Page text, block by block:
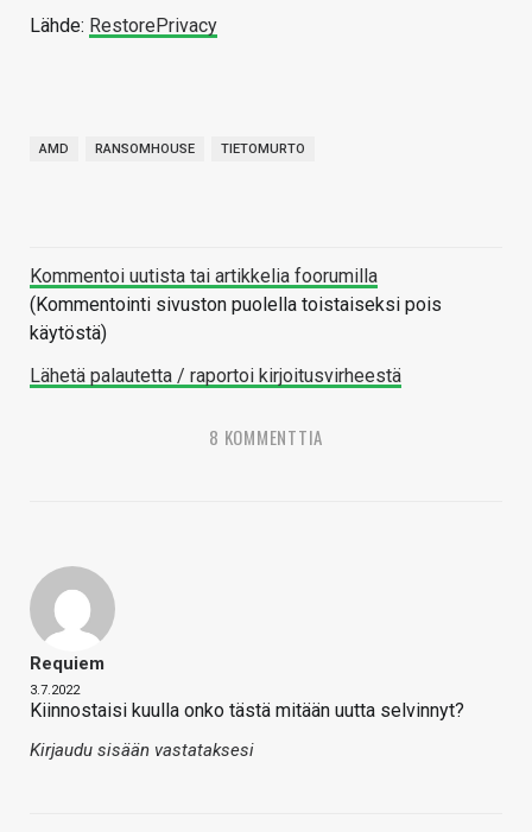
Lähde: RestorePrivacy
AMD RANSOMHOUSE TIETOMURTO
Kommentoi uutista tai artikkelia foorumilla
(Kommentointi sivuston puolella toistaiseksi pois
käytöstä)
Lähetä palautetta / raportoi kirjoitusvirheestä
8 KOMMENTTIA
Requiem
3.7.2022
Kiinnostaisi kuulla onko tästä mitään uutta selvinnyt?
Kirjaudu sisään vastataksesi